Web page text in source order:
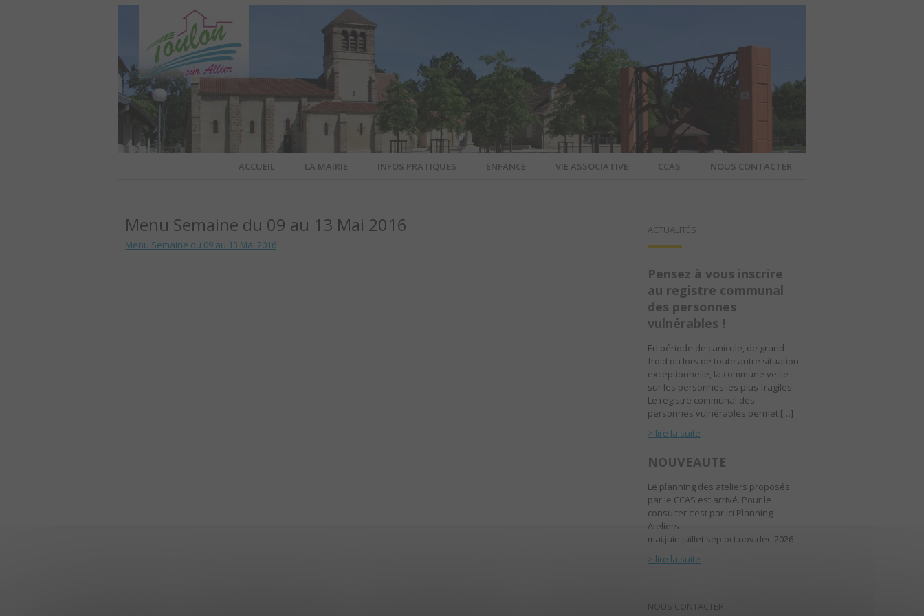
TOULON-SUR-ALLIER – SITE
OFFICIEL DE LA COMMUNE
ACCUEIL LA MAIRIE INFOS PRATIQUES ENFANCE VIE ASSOCIATIVE CCAS NOUS CONTACTER
Menu Semaine du 09 au 13 Mai 2016
Menu Semaine du 09 au 13 Mai 2016
ACTUALITÉS
Pensez à vous inscrire
au registre communal
des personnes
vulnérables !
En période de canicule, de grand
froid ou lors de toute autre situation
exceptionnelle, la commune veille
sur les personnes les plus fragiles.
Le registre communal des
personnes vulnérables permet […]
> lire la suite
NOUVEAUTE
Le planning des ateliers proposés
par le CCAS est arrivé. Pour le
consulter c’est par ici Planning
Ateliers –
mai.juin.juillet.sep.oct.nov.dec-2026
> lire la suite
NOUS CONTACTER